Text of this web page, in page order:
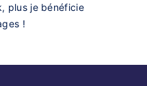
plus je bénéficie
!